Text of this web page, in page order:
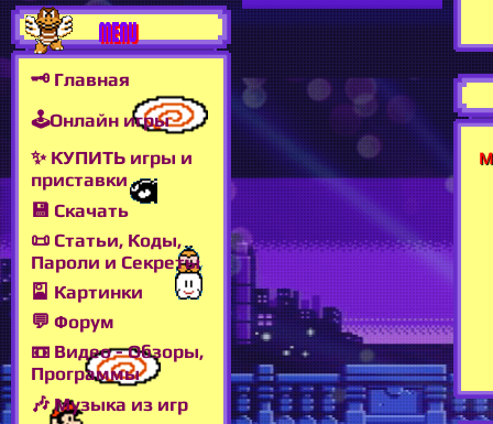
MENU
🗝 Главная
🕹Онлайн игры
✨ КУПИТЬ игры и
приставки
💾 Скачать
📜 Статьи, Коды,
Пароли и Секреты
🎴 Картинки
💬 Форум
📼 Видео - Обзоры,
Программы
🎶 Музыка из игр